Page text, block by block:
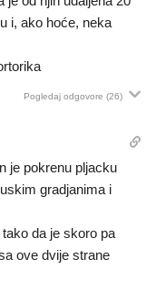
i, ako hoće, neka
Pogledaj odgovore (26)
je pokrenu pljacku
gradjanima i
da je skoro pa
ove dvije strane